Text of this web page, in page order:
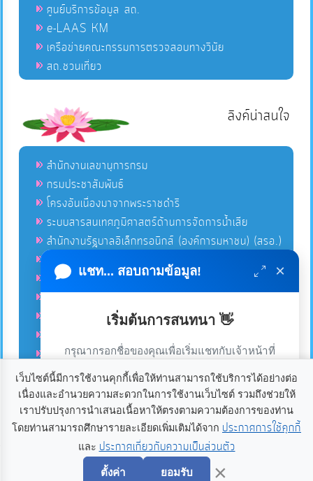
แชท... สอบถามข้อมูล! ×
เริ่มต้นการสนทนา 👋
กรุณากรอกชื่อของคุณเพื่อเริ่มแชทกับเจ้าหน้าที่
เริ่มแชท
เว็บไซต์นี้มีการใช้งานคุกกี้เพื่อให้ท่านสามารถใช้บริการได้อย่างต่อ
เนื่องและอำนวยความสะดวกในการใช้งานเว็บไซต์ รวมถึงช่วยให้
เราปรับปรุงการนำเสนอเนื้อหาให้ตรงตามความต้องการของท่าน
โดยท่านสามารถศึกษารายละเอียดเพิ่มเติมได้จาก ประกาศการใช้คุกกี้
และ ประกาศเกี่ยวกับความเป็นส่วนตัว
ตั้งค่า ยอมรับ ×
ศูนย์บริการข้อมูล สถ.
e-LAAS KM
เครือข่ายคณะกรรมการตรวจสอบทางวินัย
สถ.ชวนเที่ยว
ลิงค์น่าสนใจ
สำนักงานเลขานุการกรม
กรมประชาสัมพันธ์
โครงอันเนื่องมาจากพระราชดำริ
ระบบสารสนเทศภูมิศาสตร์ด้านการจัดการน้ำเสีย
สำนักงานรัฐบาลอิเล็กทรอนิกส์ (องค์การมหาชน) (สรอ.)
โครงการอนุรักษ์พันธุกรรมพืชอันเนื่องมาจากพระราชดำริ
คลังข่าวมหาไทย
คู่มือตาม พ.ร.บ.อำนวยความสดวกฯ
ฐานข้อมูลหน่วยงานภาครัฐ (INFO)
ศูนย์อำนวยการบริหารจังหวัดชายแดนภาคใต้ ศอ.บต.
ลิขสิทธิ์ © 2020-2021 องค์การบริหารส่วนตำบลแก้ง ขอสงวนไว้
ซึ่งสิทธิทั้งหมดบนเว็บไซต์นี้. องค์การบริหารส่วนตำบลแก้ง
อำเภอเดชอุดม จังหวัดอุบลราชธานี 34160. โทร 045-234021
แฟกซ์ 045-234080 อีเมลล์palad@kaeng.go.thPower by
อุบลดอทคอม
เราใช้คุกกี้เพื่อเพิ่มประสบการณ์และความพึงพอใจในการใช้
งานเว็บไซต์ หากคุณกด “ยอมรับ” หรือใช้งานเว็บไซต์ของเรา
ต่อ ถือว่าคุณยินยอมให้มีการใช้งานคุกกี้อ่านเพิ่มเติม
ยอมรับ